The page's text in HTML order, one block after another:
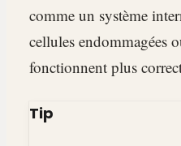
comme un système
cellules endommagées
fonctionnent plus
Tip